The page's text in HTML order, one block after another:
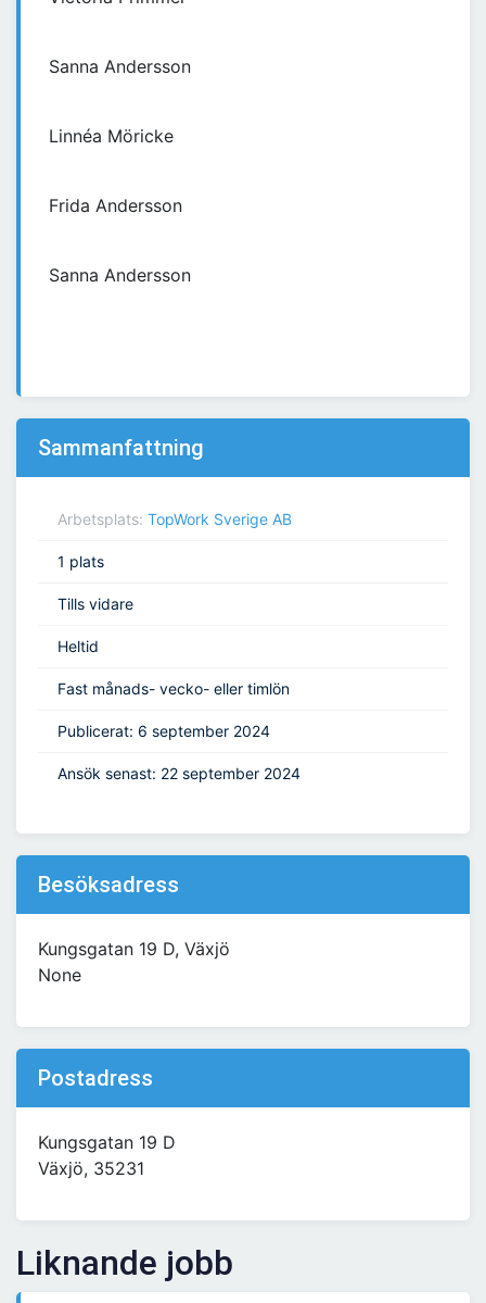
Sanna Andersson
Linnéa Möricke
Frida Andersson
Sanna Andersson
Sammanfattning
Arbetsplats: TopWork Sverige AB
1 plats
Tills vidare
Heltid
Fast månads- vecko- eller timlön
Publicerat: 6 september 2024
Ansök senast: 22 september 2024
Besöksadress
Kungsgatan 19 D, Växjö
None
Postadress
Kungsgatan 19 D
Växjö, 35231
Liknande jobb